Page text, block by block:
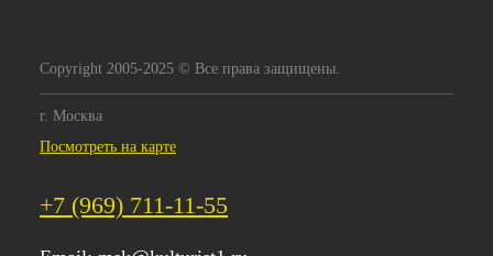
Copyright 2005-2025 © Все права защищены.
г. Москва
Посмотреть на карте
+7 (969) 711-11-55